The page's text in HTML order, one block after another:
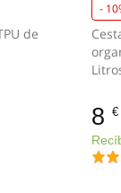
de
-
8 €